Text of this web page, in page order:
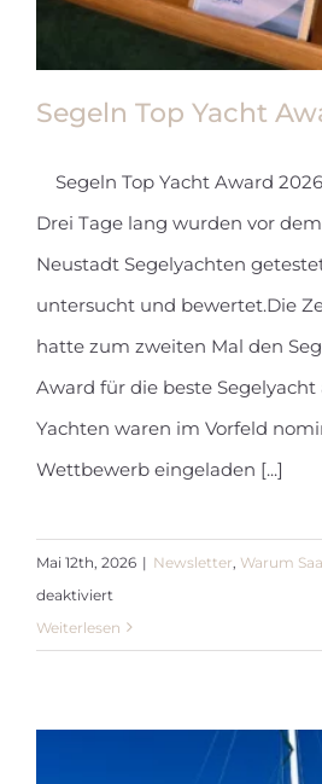
Segeln Top Yacht
Segeln Top Yacht Award
Drei Tage lang wurden vor
Neustadt Segelyachten
untersucht und bewertet.Die
hatte zum zweiten Mal den
Award für die beste Segelyacht
Yachten waren im Vorfeld
Wettbewerb eingeladen [...]
Mai 12th, 2026 | Newsletter Warum
deaktiviert
Segeln
Weiterlesen